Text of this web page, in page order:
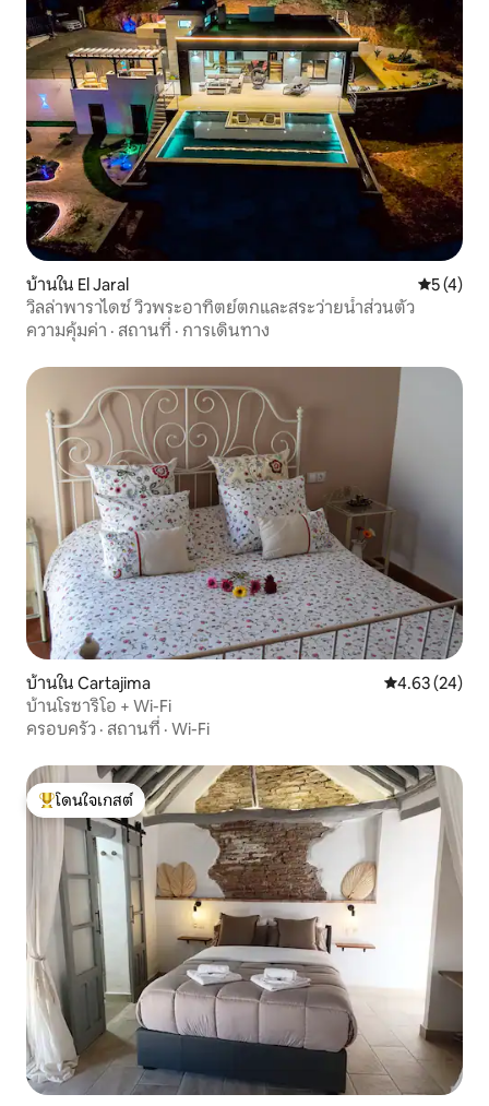
บ้านใน El Jaral คะแนนเฉ
5 (4)
วิลล่าพาราไดซ์ วิวพระอาทิตย์ตกและสระว่ายน้ำส่วนตัว
ความคุ้มค่า · สถานที่ · การเดินทาง
บ้านใน Cartajima คะแนนเฉลี่ย
4.63 (24)
บ้านโรซาริโอ + Wi-Fi
ครอบครัว · สถานที่ · Wi-Fi
โดนใจเกสต์ที่สุด
โดนใจเกสต์